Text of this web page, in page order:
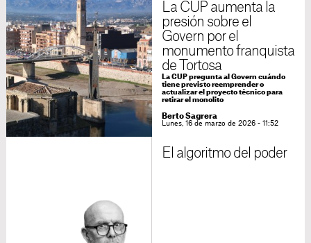
La CUP aumenta la
presión sobre el
Govern por el
monumento franquista
de Tortosa
La CUP pregunta al Govern cuándo
tiene previsto reemprender o
actualizar el proyecto técnico para
retirar el monolito
Berto Sagrera
Lunes, 16 de marzo de 2026 - 11:52
El algoritmo del poder